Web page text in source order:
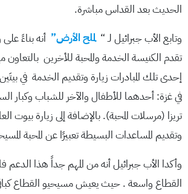
الحديث بعد القداس مباشرة.
وتابع الأب جبرائيل لـ “ لملح الأرض” أنه بناءً
تقدم الكنيسة الخدمة والمحبة للأخرين
إحدى تلك المبادرات زيارة وتقديم الخدمة في
في غزة: أحدهما للأطفال والآخر للشباب وكبار
تريزا (مرسلات المحبة). بالإضافة إلى زيارة بيوت
وتقديم المساعدات البسيطة تعبيرًا عن المحبة
وأكدا الأب جبرائيل أنه من المهم جداً هذا الدعم
القطاع واسعة . حيث يعيش مسيحيو القطاع